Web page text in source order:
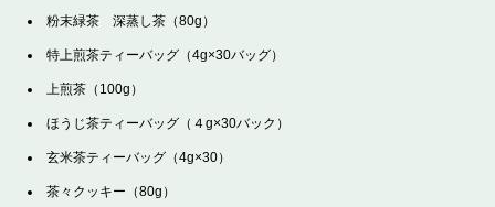
粉末緑茶 深蒸し茶（80g）
特上煎茶ティーバッグ（4g×30バッグ）
上煎茶（100g）
ほうじ茶ティーバッグ（４g×30バック）
玄米茶ティーバッグ（4g×30）
茶々クッキー（80g）